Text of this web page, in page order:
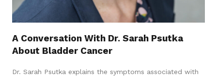
A Conversation With Dr. Sarah Psutka
About Bladder Cancer
Dr. Sarah Psutka explains the symptoms associated with